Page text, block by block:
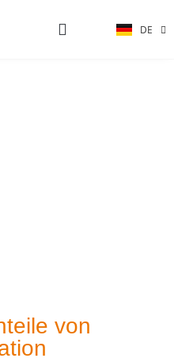
DE
EN
von